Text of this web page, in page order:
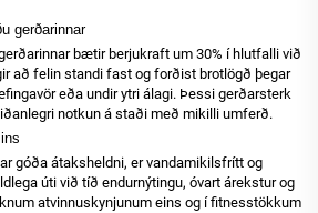
gerðarinnar
bætir berjukraft um 30% í hlutfalli við
að felin standi fast og forðist brotlögð þegar
eða undir ytri álagi. Þessi gerðarsterk
notkun á staði með mikilli umferð.
góða átaksheldni, er vandamikilsfrítt og
úti við tíð endurnýtingu, óvart árekstur og
atvinnuskynjunum eins og í fitnesstökkum